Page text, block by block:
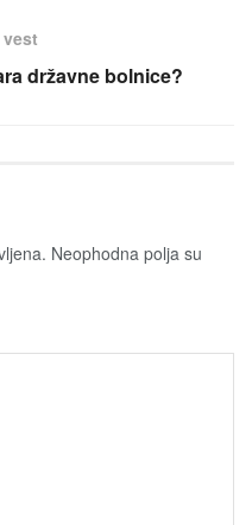
državne bolnice?
Neophodna polja su